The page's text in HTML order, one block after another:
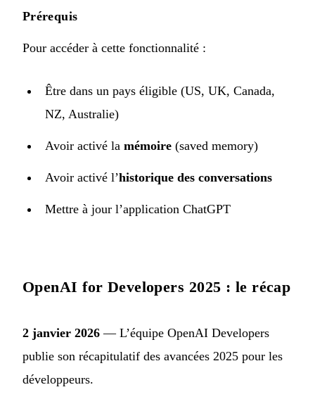
Prérequis
Pour accéder à cette fonctionnalité :
Être dans un pays éligible (US, UK, Canada,
NZ, Australie)
Avoir activé la mémoire (saved memory)
Avoir activé l’historique des conversations
Mettre à jour l’application ChatGPT
OpenAI for Developers 2025 : le récap
2 janvier 2026 — L’équipe OpenAI Developers
publie son récapitulatif des avancées 2025 pour les
développeurs.